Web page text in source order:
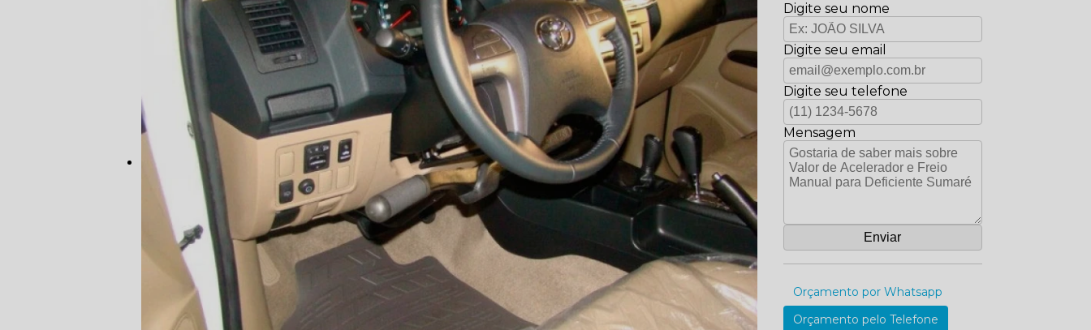
Digite seu nome
Digite seu email
Digite seu telefone
Mensagem
Orçamento por Whatsapp
Orçamento pelo Telefone